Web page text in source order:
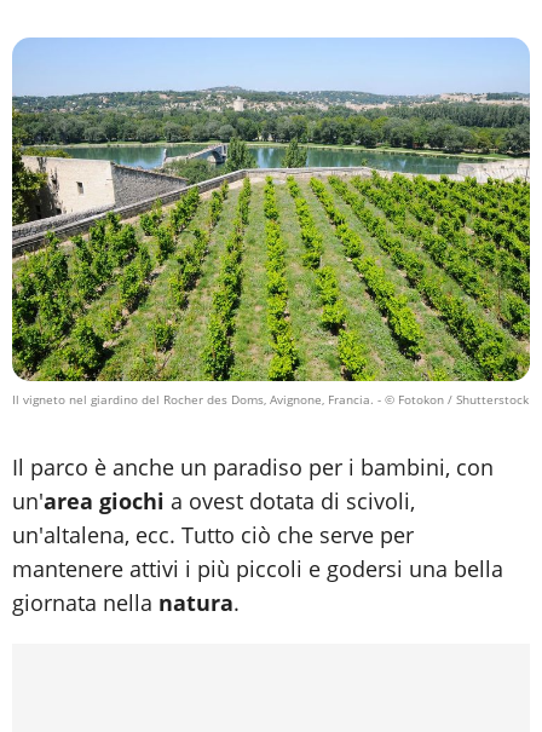
Il vigneto nel giardino del Rocher des Doms, Avignone, Francia. - © Fotokon / Shutterstock
Il parco è anche un paradiso per i bambini, con
un'area giochi a ovest dotata di scivoli,
un'altalena, ecc. Tutto ciò che serve per
mantenere attivi i più piccoli e godersi una bella
giornata nella natura.